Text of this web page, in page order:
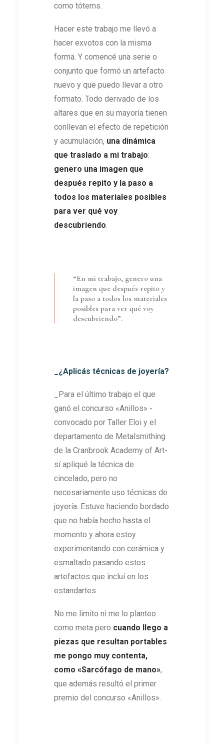
como tótems.
Hacer este trabajo me llevó a
hacer exvotos con la misma
forma. Y comencé una serie o
conjunto que formó un artefacto
nuevo y que puedo llevar a otro
formato. Todo derivado de los
altares que en su mayoría tienen
conllevan el efecto de repetición
y acumulación, una dinámica
que traslado a mi trabajo:
genero una imagen que
después repito y la paso a
todos los materiales posibles
para ver qué voy
descubriendo
“En mi trabajo, genero una
imagen que después repito y
la paso a todos los materiales
posibles para ver qué voy
descubriendo”.
_¿Aplicás técnicas de joyería?
_Para el último trabajo el que
ganó el concurso «Anillos» -
convocado por Taller Eloi y el
departamento de Metalsmithing
de la Cranbrook Academy of Art-
sí apliqué la técnica de
cincelado, pero no
necesariamente uso técnicas de
joyería. Estuve haciendo bordado
que no había hecho hasta el
momento y ahora estoy
experimentando con cerámica y
esmaltado pasando estos
artefactos que incluí en los
estandartes.
No me limito ni me lo planteo
como meta pero cuando llego a
piezas que resultan portables
me pongo muy contenta,
como «Sarcófago de mano»,
que además resultó el primer
premio del concurso «Anillos».